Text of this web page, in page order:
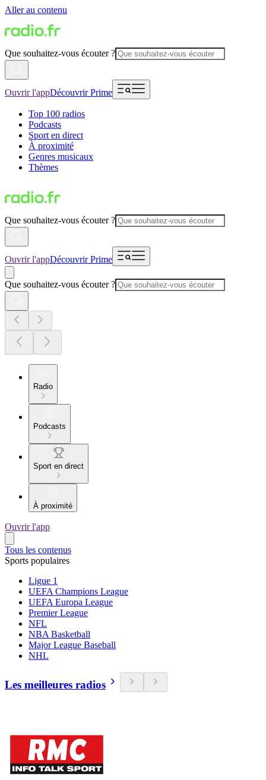
Aller au contenu
Que souhaitez-vous écouter ?
Ouvrir l'appDécouvrir Prime
Top 100 radios
Podcasts
Sport en direct
À proximité
Genres musicaux
Thèmes
Que souhaitez-vous écouter ?
Ouvrir l'appDécouvrir Prime
Que souhaitez-vous écouter ?
Radio
Podcasts
Sport en direct
À proximité
Ouvrir l'app
Tous les contenus
Sports populaires
Ligue 1
UEFA Champions League
UEFA Europa League
Premier League
NFL
NBA Basketball
Major League Baseball
NHL
Les meilleures radios